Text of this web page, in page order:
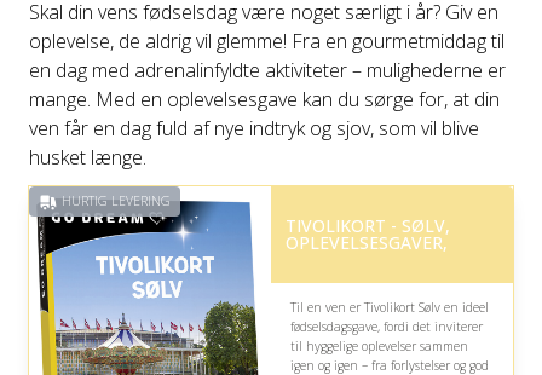
Skal din vens fødselsdag være noget særligt i år? Giv en
oplevelse, de aldrig vil glemme! Fra en gourmetmiddag til
en dag med adrenalinfyldte aktiviteter – mulighederne er
mange. Med en oplevelsesgave kan du sørge for, at din
ven får en dag fuld af nye indtryk og sjov, som vil blive
husket længe.
HURTIG LEVERING
TIVOLIKORT - SØLV,
OPLEVELSESGAVER,
Til en ven er Tivolikort Sølv en ideel
fødselsdagsgave, fordi det inviterer
til hyggelige oplevelser sammen
igen og igen – fra forlystelser og god